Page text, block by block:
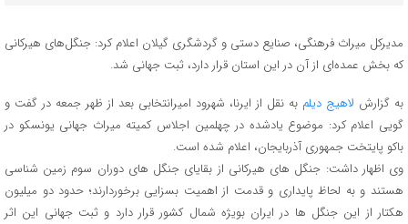
مدیرکل میراث فرهنگی، صنایع دستی و گردشگری گیلان اعلام کرد: جنگل‌های هیرکانی
که بخش عمده‌ای از آن در این استان قرار دارد، ثبت جهانی شد.
به گزارش لاهیج دیلم به نقل از ایرنا، شهرود امیرانتخابی بعد از ظهر جمعه در گفت و
گویی اعلام کرد: موضوع یادشده در چهلمین اجلاس کمیته میراث جهانی یونسکو در
باکو پایتخت جمهوری آذربایجان، اعلام شده است.
وی اظهار داشت: جنگل های هیرکانی از بقایای جنگل های دوران سوم زمین شناسی
هستند و به لحاظ پایداری و قدمت از اهمیت بسزایی برخوردارند؛ حدود دو میلیون
هکتار از این جنگل ها در ایران بویژه شمال کشور قرار دارد و ثبت جهانی این اثر